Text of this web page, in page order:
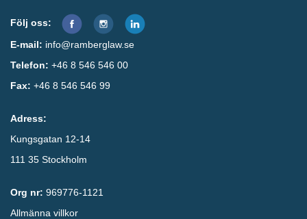
Följ oss:
E-mail: info@ramberglaw.se
Telefon: +46 8 546 546 00
Fax: +46 8 546 546 99
Adress:
Kungsgatan 12-14
111 35 Stockholm
Org nr: 969776-1121
Allmänna villkor